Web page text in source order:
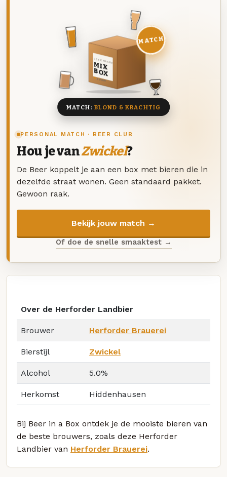
PERSONAL MATCH · BEER CLUB
Hou je vanZwickel?
De Beer koppelt je aan een box met bieren die in
dezelfde straat wonen. Geen standaard pakket.
Gewoon raak.
Bekijk jouw match →
Of doe de snelle smaaktest →
DEZE MAAND
MIX
BOX
8 BIEREN
MATCH
MATCH: BLOND & KRACHTIG
Over de Herforder Landbier
Brouwer Herforder Brauerei
Bierstijl Zwickel
Alcohol 5.0%
Herkomst Hiddenhausen
Bij Beer in a Box ontdek je de mooiste bieren van
de beste brouwers, zoals deze Herforder
Landbier van Herforder Brauerei.